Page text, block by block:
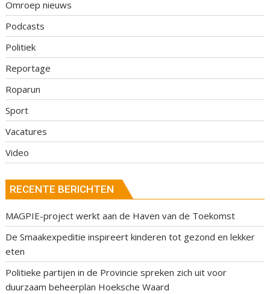
Omroep nieuws
Podcasts
Politiek
Reportage
Roparun
Sport
Vacatures
Video
RECENTE BERICHTEN
MAGPIE-project werkt aan de Haven van de Toekomst
De Smaakexpeditie inspireert kinderen tot gezond en lekker
eten
Politieke partijen in de Provincie spreken zich uit voor
duurzaam beheerplan Hoeksche Waard